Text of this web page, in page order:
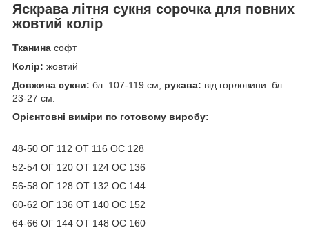
Яскрава літня сукня сорочка для повних
жовтий колір
Тканина софт
Колір: жовтий
Довжина сукни: бл. 107-119 см, рукава: від горловини: бл.
23-27 см.
Орієнтовні виміри по готовому виробу:
48-50 ОГ 112 ОТ 116 ОС 128
52-54 ОГ 120 ОТ 124 ОС 136
56-58 ОГ 128 ОТ 132 ОС 144
60-62 ОГ 136 ОТ 140 ОС 152
64-66 ОГ 144 ОТ 148 ОС 160